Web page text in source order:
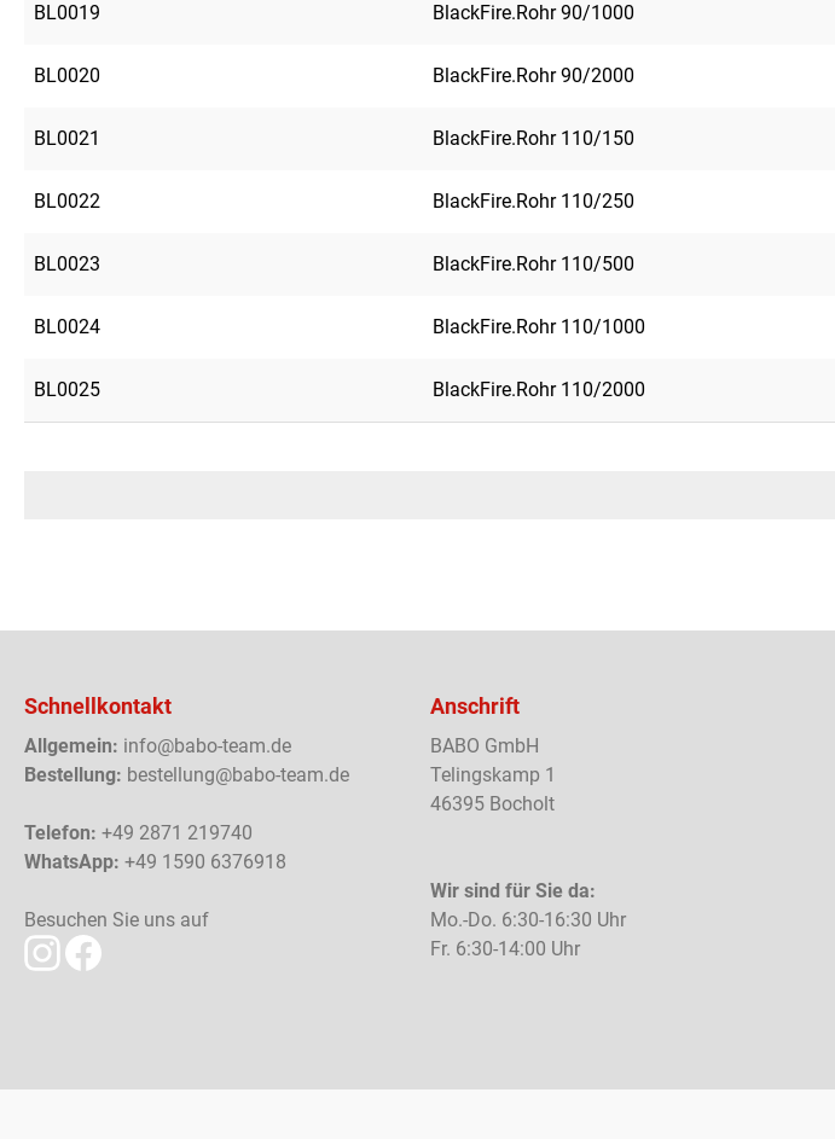
BL0019 BlackFire.Rohr 90/1000
BL0020 BlackFire.Rohr 90/2000
BL0021 BlackFire.Rohr 110/150
BL0022 BlackFire.Rohr 110/250
BL0023 BlackFire.Rohr 110/500
BL0024 BlackFire.Rohr 110/1000
BL0025 BlackFire.Rohr 110/2000
Schnellkontakt
Allgemein: info@babo-team.de
Bestellung: bestellung@babo-team.de
Telefon: +49 2871 219740
WhatsApp: +49 1590 6376918
Besuchen Sie uns auf
Anschrift
BABO GmbH
Telingskamp 1
46395 Bocholt
Wir sind für Sie da:
Mo.-Do. 6:30-16:30 Uhr
Fr. 6:30-14:00 Uhr